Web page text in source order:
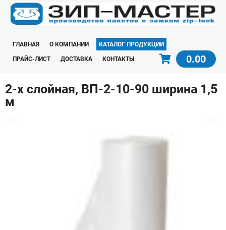
ГЛАВНАЯ О КОМПАНИИ КАТАЛОГ ПРОДУКЦИИ
ПРАЙС-ЛИСТ ДОСТАВКА КОНТАКТЫ 0.00
2-х слойная, ВП-2-10-90 ширина 1,5
м